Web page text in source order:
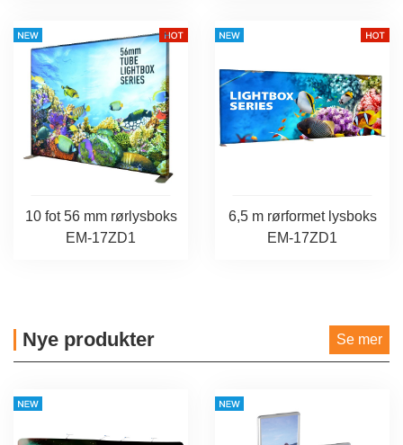
10 fot 56 mm rørlysboks
EM-17ZD1
6,5 m rørformet lysboks
EM-17ZD1
Nye produkter Se mer